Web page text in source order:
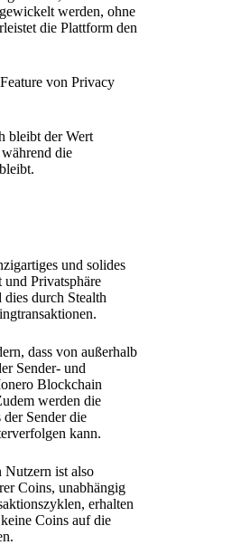
werden, ohne
die Plattform den
von Privacy
bleibt der Wert
die
und solides
Privatsphäre
durch Stealth
dass von außerhalb
Sender- und
Blockchain
werden die
der Sender die
kann.
ist also
Coins, unabhängig
erhalten
Coins auf die